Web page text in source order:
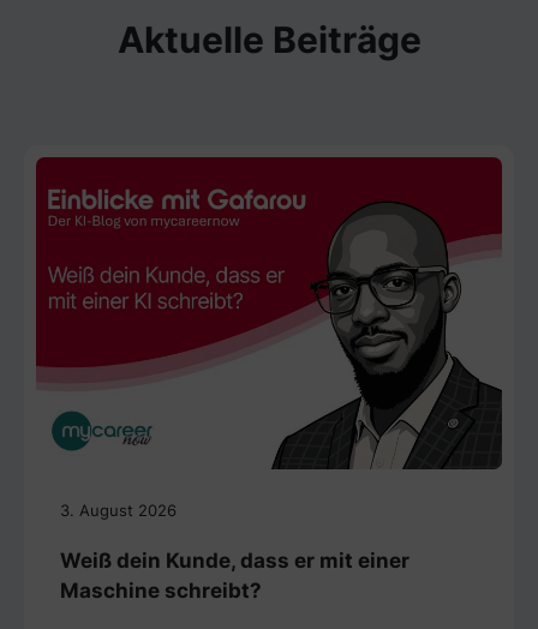
Aktuelle Beiträge
3. August 2026
Weiß dein Kunde, dass er mit einer
Maschine schreibt?